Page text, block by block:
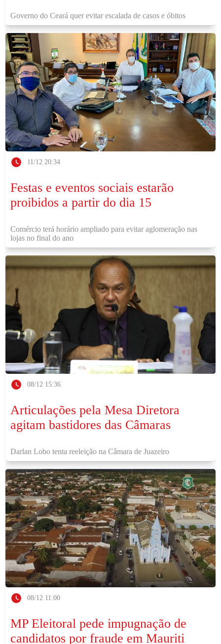
Governo do Ceará quer evitar escalada de casos e óbitos
11/12 20:34
Festas e eventos sociais estarão
proibidos a partir do dia 15
Comércio terá horário ampliado para evitar aglomeração nas
lojas no final do ano
08/12 15:36
Articulações pela Mesa Diretora
agitam bastidores das Câmaras
Darlan Lobo tenta reeleição na Câmara de Juazeiro
08/12 11:00
MP Eleitoral pede impugnação de
candidatos por fraude em Mauriti